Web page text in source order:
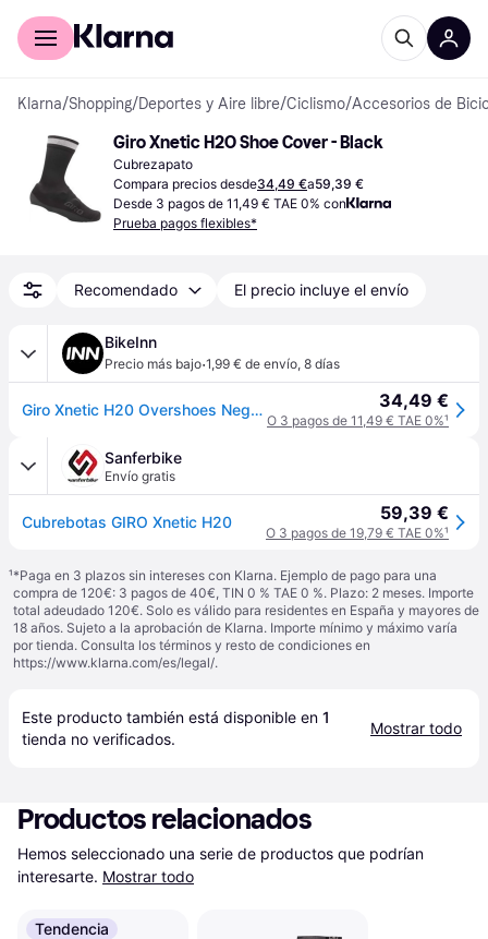
Comprar con Klarna
Klarna/Shopping/Deportes y Aire libre/Ciclismo/Accesorios de
Giro Xnetic H2O Shoe Cover - Black
Cubrezapato
Compara precios desde34,49 €a59,39 €
Desde 3 pagos de 11,49 € TAE 0% con
Prueba pagos flexibles*
Recomendado El precio incluye el envío
BikeInn
Precio más bajo·1,99 € de envío, 8 días
Giro Xnetic H20 Overshoes Negro EU 46-48 Hombre 34,49 €
O 3 pagos de 11,49 € TAE 0%¹
Sanferbike
Envío gratis
Cubrebotas GIRO Xnetic H20 59,39 €
O 3 pagos de 19,79 € TAE 0%¹
¹*Paga en 3 plazos sin intereses con Klarna. Ejemplo de pago para una
compra de 120€: 3 pagos de 40€, TIN 0 % TAE 0 %. Plazo: 2 meses. Importe
total adeudado 120€. Solo es válido para residentes en España y mayores de
18 años. Sujeto a la aprobación de Klarna. Importe mínimo y máximo varía
por tienda. Consulta los términos y resto de condiciones en
https://www.klarna.com/es/legal/.
Este producto también está disponible en 1
tienda no verificados.
Mostrar todo
Productos relacionados
Hemos seleccionado una serie de productos que podrían
interesarte. Mostrar todo
Tendencia